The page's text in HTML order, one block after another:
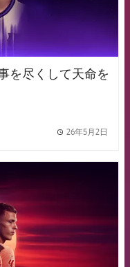
を尽くして天命を
26年5月2日